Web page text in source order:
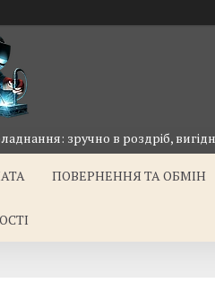
зручно в роздріб,
ПОВЕРНЕННЯ ТА ОБМІН